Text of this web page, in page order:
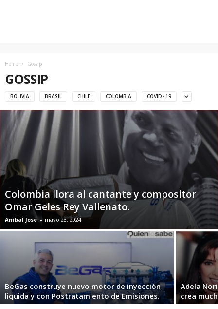
Home Gossip
GOSSIP
BOLIVIA BRASIL CHILE COLOMBIA COVID- 19
Colombia llora al cantante y compositor
Omar Geles Rey Vallenato.
Anibal Jose - mayo 23, 2024
BeGas construye nuevo motor de inyección
liquida y con Postratamiento de Emisiones.
Adela
crea